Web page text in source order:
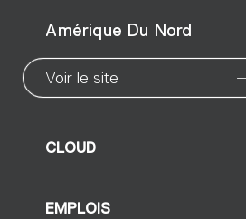
Amérique Du Nord
Voir le site
CLOUD
EMPLOIS